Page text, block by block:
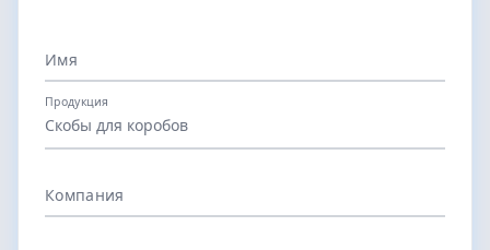
Имя
Скобы для коробов
Продукция
Компания